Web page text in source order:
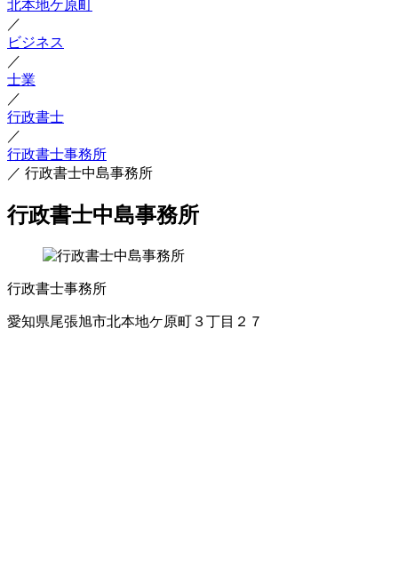
北本地ケ原町
／
ビジネス
／
士業
／
行政書士
／
行政書士事務所
／ 行政書士中島事務所
行政書士中島事務所
行政書士事務所
愛知県尾張旭市北本地ケ原町３丁目２７